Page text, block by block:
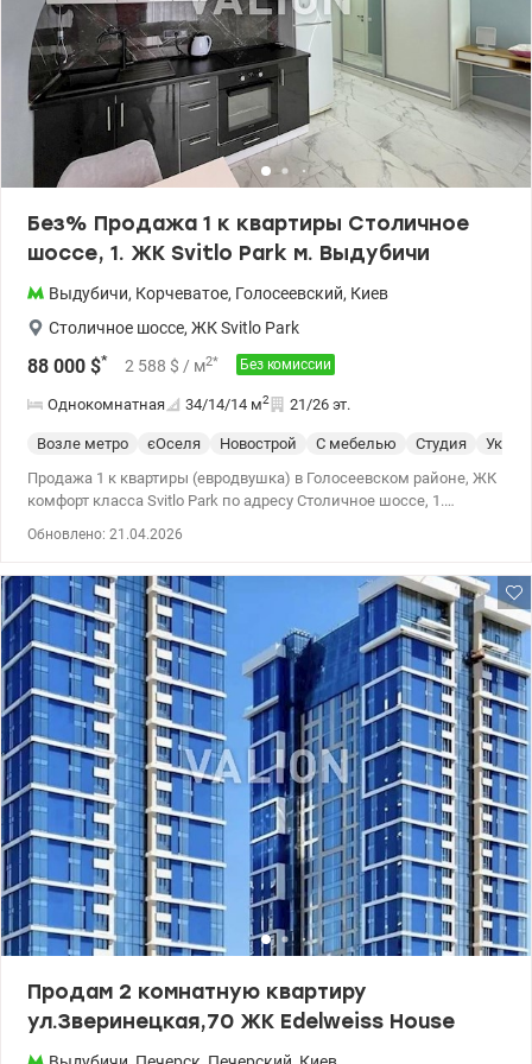
Без% Продажа 1 к квартиры Столичное
шоссе, 1. ЖК Svitlo Park м. Выдубичи
Выдубичи, Корчеватое, Голосеевский, Киев
Столичное шоссе, ЖК Svitlo Park
88 000 $* 2 588 $ / м2* Без комиссии
Однокомнатная 34/14/14 м2 21/26 эт.
Возле метро єОселя Новострой С мебелью Студия
Продажа 1 к квартиры (евродвушка) в Голосеевском районе, ЖК
комфорт класса Svitlo Park по адресу Столичное шоссе, 1.
мебель и необходимая техника (кондиционер, Smart TV,
стиральная машина, духовой шкаф, варочная поверхность,
холодильник, бойлер, вытяжка). Стоят счетчики на отопление,
воду и электричество. В доме есть бомбоубежище. Комплекс с
закрытой территорией и собственной инфраструктурой,
камерами видеонаблюдения, гостевым и подземным
паркингом. На территории находятся: детские площадки, зоны
отдыха, фонтан, спортивные площадки, тренажеры, магазины,
кафе, банкоматы, салон красоты, новая почта. Рядом с
комплексом есть остановки общественного транспорта. До
метро Выдубичи 10-15 минут пешком. Цена 88 000 у.е. Без
комиссии для покупателя. Звоните. Записывайтесь на
просмотр. Александр Зайцев 0990100903, 0972910726
valion.ua/1148731
Обновлено: 21.04.2026
Продам 2 комнатную квартиру
ул.Зверинецкая,70 ЖК Edelweiss Housе